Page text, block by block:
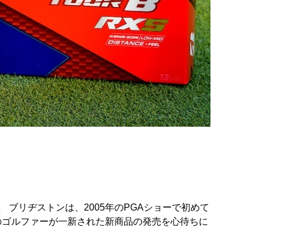
ブリヂストンは、2005年のPGAショーで初めて
ルファーが一新された新商品の発売を心待ちに